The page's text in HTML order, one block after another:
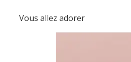
Vous allez adorer